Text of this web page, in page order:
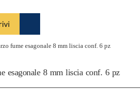
esagonale 8 mm liscia conf. 6 pz
fume esagonale 8 mm liscia conf. 6 pz